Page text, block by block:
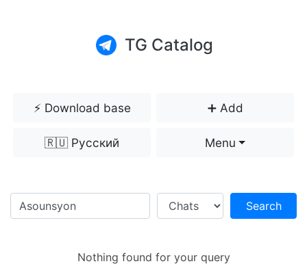
TG Catalog
⚡️ Download base ➕ Add
🇷🇺 Русский Menu
Search
Nothing found for your query